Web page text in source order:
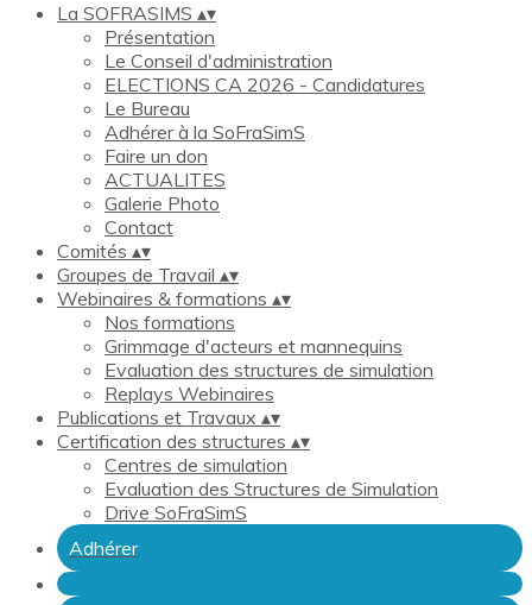
La SOFRASIMS ▴▾
Présentation
Le Conseil d'administration
ELECTIONS CA 2026 - Candidatures
Le Bureau
Adhérer à la SoFraSimS
Faire un don
ACTUALITES
Galerie Photo
Contact
Comités ▴▾
Groupes de Travail ▴▾
Webinaires & formations ▴▾
Nos formations
Grimmage d'acteurs et mannequins
Evaluation des structures de simulation
Replays Webinaires
Publications et Travaux ▴▾
Certification des structures ▴▾
Centres de simulation
Evaluation des Structures de Simulation
Drive SoFraSimS
Adhérer